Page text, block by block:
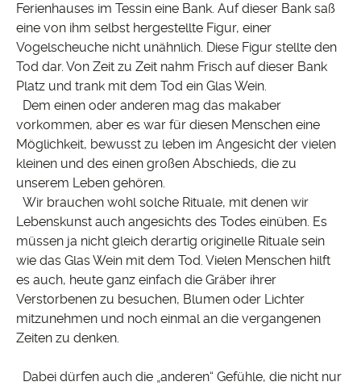
Ferienhauses im Tessin eine Bank. Auf dieser Bank saß
eine von ihm selbst hergestellte Figur, einer
Vogelscheuche nicht unähnlich. Diese Figur stellte den
Tod dar. Von Zeit zu Zeit nahm Frisch auf dieser Bank
Platz und trank mit dem Tod ein Glas Wein.
Dem einen oder anderen mag das makaber
vorkommen, aber es war für diesen Menschen eine
Möglichkeit, bewusst zu leben im Angesicht der vielen
kleinen und des einen großen Abschieds, die zu
unserem Leben gehören.
Wir brauchen wohl solche Rituale, mit denen wir
Lebenskunst auch angesichts des Todes einüben. Es
müssen ja nicht gleich derartig originelle Rituale sein
wie das Glas Wein mit dem Tod. Vielen Menschen hilft
es auch, heute ganz einfach die Gräber ihrer
Verstorbenen zu besuchen, Blumen oder Lichter
mitzunehmen und noch einmal an die vergangenen
Zeiten zu denken.
Dabei dürfen auch die „anderen“ Gefühle, die nicht nur